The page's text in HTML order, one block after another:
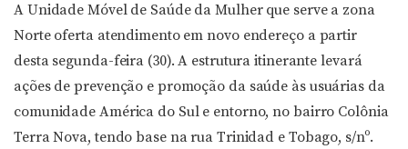
A Unidade Móvel de Saúde da Mulher que serve a zona
Norte oferta atendimento em novo endereço a partir
desta segunda-feira (30). A estrutura itinerante levará
ações de prevenção e promoção da saúde às usuárias da
comunidade América do Sul e entorno, no bairro Colônia
Terra Nova, tendo base na rua Trinidad e Tobago, s/nº.